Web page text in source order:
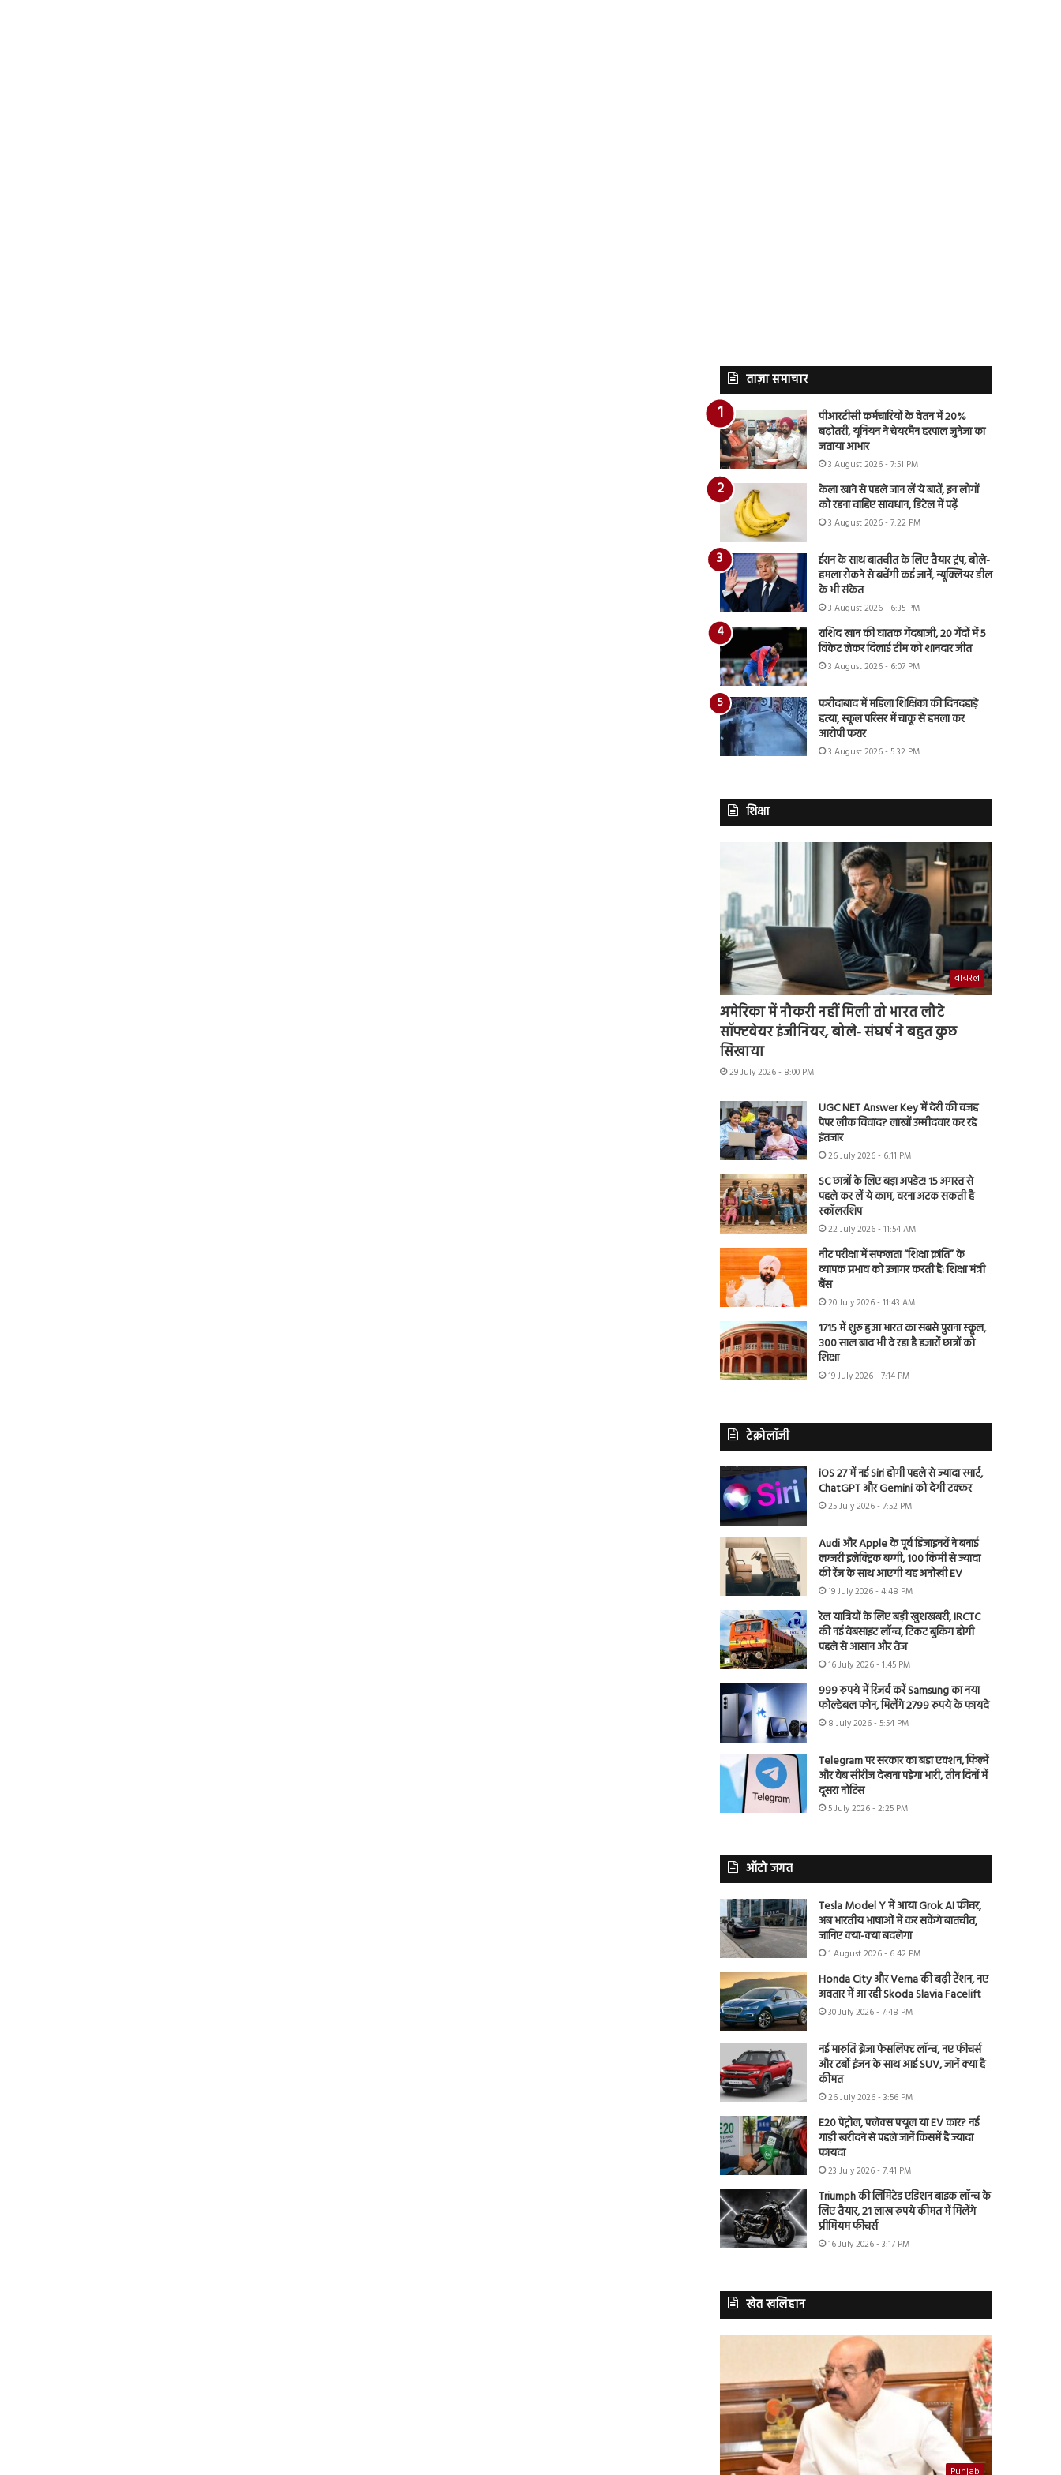
ताज़ा समाचार
पीआरटीसी कर्मचारियों के वेतन में 20%
बढ़ोतरी, यूनियन ने चेयरमैन हरपाल जुनेजा का
जताया आभार
3 August 2026 - 7:51 PM
केला खाने से पहले जान लें ये बातें, इन लोगों
को रहना चाहिए सावधान, डिटेल में पढ़ें
3 August 2026 - 7:22 PM
ईरान के साथ बातचीत के लिए तैयार ट्रंप, बोले-
हमला रोकने से बचेंगी कई जानें, न्यूक्लियर डील
के भी संकेत
3 August 2026 - 6:35 PM
राशिद खान की घातक गेंदबाजी, 20 गेंदों में 5
विकेट लेकर दिलाई टीम को शानदार जीत
3 August 2026 - 6:07 PM
फरीदाबाद में महिला शिक्षिका की दिनदहाड़े
हत्या, स्कूल परिसर में चाकू से हमला कर
आरोपी फरार
3 August 2026 - 5:32 PM
शिक्षा
वायरल
अमेरिका में नौकरी नहीं मिली तो भारत लौटे
सॉफ्टवेयर इंजीनियर, बोले- संघर्ष ने बहुत कुछ
सिखाया
29 July 2026 - 8:00 PM
UGC NET Answer Key में देरी की वजह
पेपर लीक विवाद? लाखों उम्मीदवार कर रहे
इंतजार
26 July 2026 - 6:11 PM
SC छात्रों के लिए बड़ा अपडेट! 15 अगस्त से
पहले कर लें ये काम, वरना अटक सकती है
स्कॉलरशिप
22 July 2026 - 11:54 AM
नीट परीक्षा में सफलता “शिक्षा क्रांति” के
व्यापक प्रभाव को उजागर करती है: शिक्षा मंत्री
बैंस
20 July 2026 - 11:43 AM
1715 में शुरू हुआ भारत का सबसे पुराना स्कूल,
300 साल बाद भी दे रहा है हजारों छात्रों को
शिक्षा
19 July 2026 - 7:14 PM
टेक्नोलॉजी
iOS 27 में नई Siri होगी पहले से ज्यादा स्मार्ट,
ChatGPT और Gemini को देगी टक्कर
25 July 2026 - 7:52 PM
Audi और Apple के पूर्व डिजाइनरों ने बनाई
लग्जरी इलेक्ट्रिक बग्गी, 100 किमी से ज्यादा
की रेंज के साथ आएगी यह अनोखी EV
19 July 2026 - 4:48 PM
रेल यात्रियों के लिए बड़ी खुशखबरी, IRCTC
की नई वेबसाइट लॉन्च, टिकट बुकिंग होगी
पहले से आसान और तेज
16 July 2026 - 1:45 PM
999 रुपये में रिजर्व करें Samsung का नया
फोल्डेबल फोन, मिलेंगे 2799 रुपये के फायदे
8 July 2026 - 5:54 PM
Telegram पर सरकार का बड़ा एक्शन, फिल्में
और वेब सीरीज देखना पड़ेगा भारी, तीन दिनों में
दूसरा नोटिस
5 July 2026 - 2:25 PM
ऑटो जगत
Tesla Model Y में आया Grok AI फीचर,
अब भारतीय भाषाओं में कर सकेंगे बातचीत,
जानिए क्या-क्या बदलेगा
1 August 2026 - 6:42 PM
Honda City और Verna की बढ़ी टेंशन, नए
अवतार में आ रही Skoda Slavia Facelift
30 July 2026 - 7:48 PM
नई मारुति ब्रेजा फेसलिफ्ट लॉन्च, नए फीचर्स
और टर्बो इंजन के साथ आई SUV, जानें क्या है
कीमत
26 July 2026 - 3:56 PM
E20 पेट्रोल, फ्लेक्स फ्यूल या EV कार? नई
गाड़ी खरीदने से पहले जानें किसमें है ज्यादा
फायदा
23 July 2026 - 7:41 PM
Triumph की लिमिटेड एडिशन बाइक लॉन्च के
लिए तैयार, 21 लाख रुपये कीमत में मिलेंगे
प्रीमियम फीचर्स
16 July 2026 - 3:17 PM
खेत खलिहान
Punjab